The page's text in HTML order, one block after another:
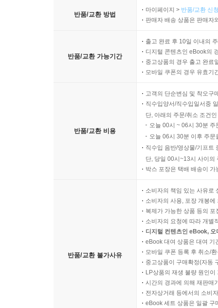
반품/교환 방법
마이페이지 > 반품/교환 신
판매자 배송 상품은 판매자
반품/교환 가능기간
출고 완료 후 10일 이내의
디지털 콘텐츠인 eBook의
중고상품의 경우 출고 완료
모바일 쿠폰의 경우 유효기
반품/교환 비용
고객의 단순변심 및 착오구
직수입양서/직수입일서중
단, 아래의 주문/취소 조건
오늘 00시 ~ 06시 30분
오늘 06시 30분 이후 주
직수입 음반/영상물/기프트
단, 당일 00시~13시 사이의
박스 포장은 택배 배송이
반품/교환 불가사유
소비자의 책임 있는 사유로
소비자의 사용, 포장 개봉
복제가 가능한 상품 등의
소비자의 요청에 따라 개별
디지털 컨텐츠인 eBook,
eBook 대여 상품은 대여 기
모바일 쿠폰 등록 후 취소/
중고상품이 구매확정(자동
LP상품의 재생 불량 원인
시간의 경과에 의해 재판매
전자상거래 등에서의 소비
eBook 세트 상품은 일괄 구